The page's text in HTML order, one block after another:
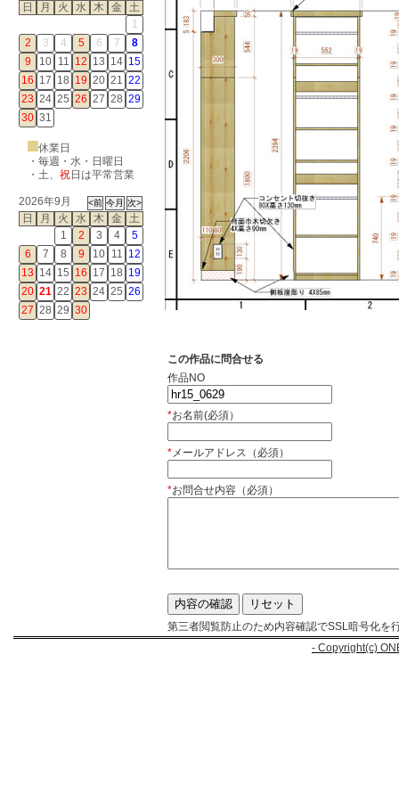
日
月 火 水 木 金
土
1
2
3 4 5 6 7
8
9
10 11 12 13 14 15
16 17 18 19 20 21 22
23 24 25 26 27 28 29
30 31
休業日
・毎週・水・日曜日
・ 土、 祝日は平常営業
2026年9月
日
月 火 水 木 金
土
1
2 3 4
5
6
7 8 9 10 11 12
13 14 15 16 17 18 19
20 21 22 23 24 25 26
27 28 29 30
この作品に問合せる
作品NO
*お名前(必須）
*メールアドレス（必須）
*お問合せ内容（必須）
第三者閲覧防止のため内容確認でSSL暗号化を
- Copyright(c)